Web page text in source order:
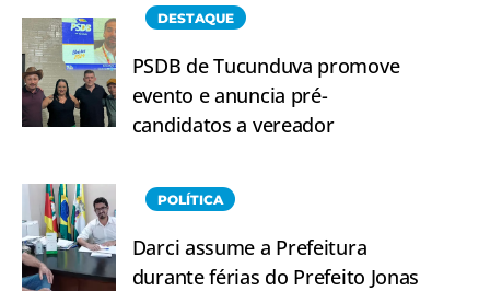
DESTAQUE
PSDB de Tucunduva promove
evento e anuncia pré-
candidatos a vereador
POLÍTICA
Darci assume a Prefeitura
durante férias do Prefeito Jonas